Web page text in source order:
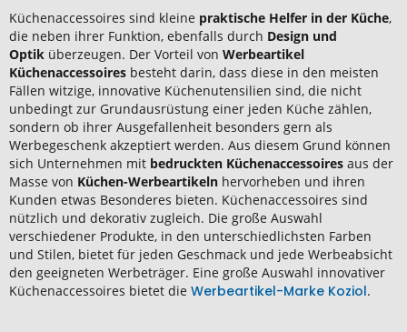
Küchenaccessoires sind kleine praktische Helfer in der Küche,
die neben ihrer Funktion, ebenfalls durch Design und
Optik überzeugen. Der Vorteil von Werbeartikel
Küchenaccessoires besteht darin, dass diese in den meisten
Fällen witzige, innovative Küchenutensilien sind, die nicht
unbedingt zur Grundausrüstung einer jeden Küche zählen,
sondern ob ihrer Ausgefallenheit besonders gern als
Werbegeschenk akzeptiert werden. Aus diesem Grund können
sich Unternehmen mit bedruckten Küchenaccessoires aus der
Masse von Küchen-Werbeartikeln hervorheben und ihren
Kunden etwas Besonderes bieten. Küchenaccessoires sind
nützlich und dekorativ zugleich. Die große Auswahl
verschiedener Produkte, in den unterschiedlichsten Farben
und Stilen, bietet für jeden Geschmack und jede Werbeabsicht
den geeigneten Werbeträger. Eine große Auswahl innovativer
Küchenaccessoires bietet die Werbeartikel-Marke Koziol.